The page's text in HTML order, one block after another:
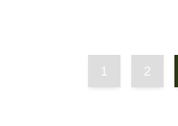
1 2